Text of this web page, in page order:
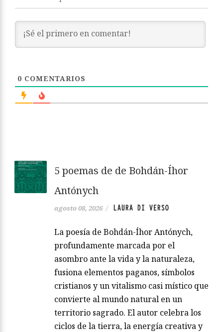
0 COMENTARIOS
5 poemas de de Bohdán-Íhor
Antónych
agosto 08, 2026 / LAURA DI VERSO
La poesía de Bohdán-Íhor Antónych,
profundamente marcada por el
asombro ante la vida y la naturaleza,
fusiona elementos paganos, símbolos
cristianos y un vitalismo casi místico que
convierte al mundo natural en un
territorio sagrado. El autor celebra los
ciclos de la tierra, la energía creativa y